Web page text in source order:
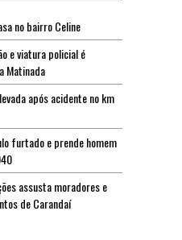
no bairro Celine
e viatura policial é
Matinada
após acidente no km
furtado e prende homem
assusta moradores e
de Carandaí